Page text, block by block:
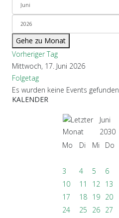
Gehe zu Monat
Vorheriger Tag
Mittwoch, 17. Juni 2026
Folgetag
Es wurden keine Events gefunden
KALENDER
Juni
2030
Mo
Di Mi Do
3
4 5 6
10
11 12 13
17
18 19 20
24
25 26 27